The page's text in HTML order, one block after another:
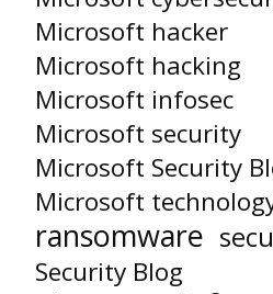
Microsoft hacker
Microsoft hacking
Microsoft infosec
Microsoft security
Microsoft Security
Microsoft
ransomware
Security Blog